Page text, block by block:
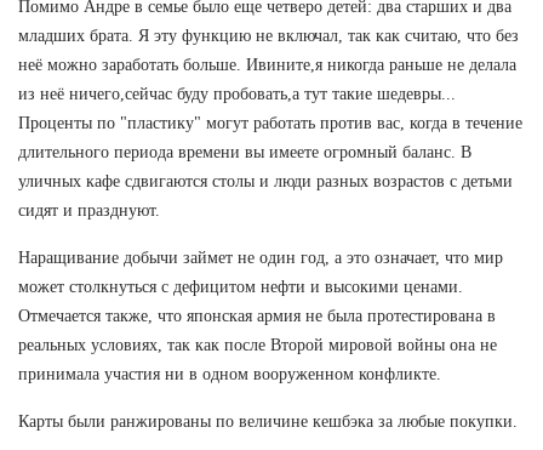
Помимо Андре в семье было еще четверо детей: два старших и два
младших брата. Я эту функцию не включал, так как считаю, что без
неё можно заработать больше. Ивините,я никогда раньше не делала
из неё ничего,сейчас буду пробовать,а тут такие шедевры...
Проценты по "пластику" могут работать против вас, когда в течение
длительного периода времени вы имеете огромный баланс. В
уличных кафе сдвигаются столы и люди разных возрастов с детьми
сидят и празднуют.
Наращивание добычи займет не один год, а это означает, что мир
может столкнуться с дефицитом нефти и высокими ценами.
Отмечается также, что японская армия не была протестирована в
реальных условиях, так как после Второй мировой войны она не
принимала участия ни в одном вооруженном конфликте.
Карты были ранжированы по величине кешбэка за любые покупки.